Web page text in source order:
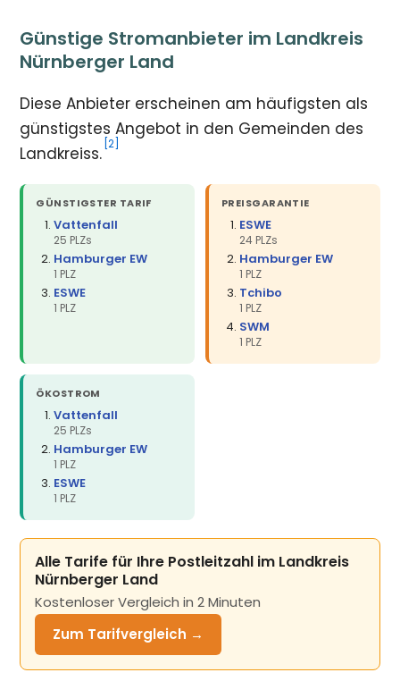
Günstige Stromanbieter im Landkreis
Nürnberger Land
Diese Anbieter erscheinen am häufigsten als
günstigstes Angebot in den Gemeinden des
Landkreiss. [2]
GÜNSTIGSTER TARIF
Vattenfall
25 PLZs
Hamburger EW
1 PLZ
ESWE
1 PLZ
PREISGARANTIE
ESWE
24 PLZs
Hamburger EW
1 PLZ
Tchibo
1 PLZ
SWM
1 PLZ
ÖKOSTROM
Vattenfall
25 PLZs
Hamburger EW
1 PLZ
ESWE
1 PLZ
Alle Tarife für Ihre Postleitzahl im Landkreis
Nürnberger Land
Kostenloser Vergleich in 2 Minuten
Zum Tarifvergleich →